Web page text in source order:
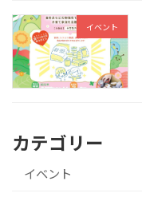
イベント
カテゴリー
イベント